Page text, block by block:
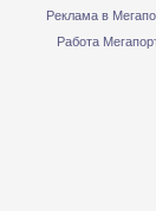
Реклама в
Работа